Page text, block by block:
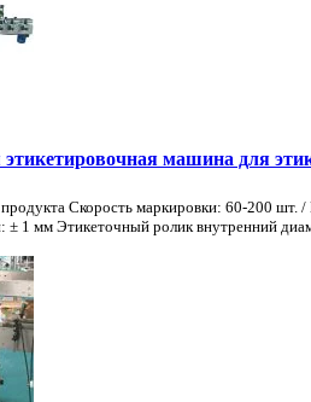
машина для
Скорость маркировки: 60-200
± 1 мм Этикеточный ролик внутренний